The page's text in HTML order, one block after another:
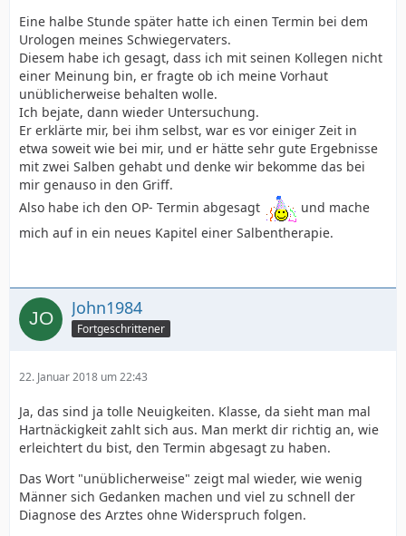
Eine halbe Stunde später hatte ich einen Termin bei dem
Urologen meines Schwiegervaters.
Diesem habe ich gesagt, dass ich mit seinen Kollegen nicht
einer Meinung bin, er fragte ob ich meine Vorhaut
unüblicherweise behalten wolle.
Ich bejate, dann wieder Untersuchung.
Er erklärte mir, bei ihm selbst, war es vor einiger Zeit in
etwa soweit wie bei mir, und er hätte sehr gute Ergebnisse
mit zwei Salben gehabt und denke wir bekomme das bei
mir genauso in den Griff.
Also habe ich den OP- Termin abgesagt
und mache
mich auf in ein neues Kapitel einer Salbentherapie.
John1984
Fortgeschrittener
22. Januar 2018 um 22:43
Ja, das sind ja tolle Neuigkeiten. Klasse, da sieht man mal
Hartnäckigkeit zahlt sich aus. Man merkt dir richtig an, wie
erleichtert du bist, den Termin abgesagt zu haben.
Das Wort "unüblicherweise" zeigt mal wieder, wie wenig
Männer sich Gedanken machen und viel zu schnell der
Diagnose des Arztes ohne Widerspruch folgen.